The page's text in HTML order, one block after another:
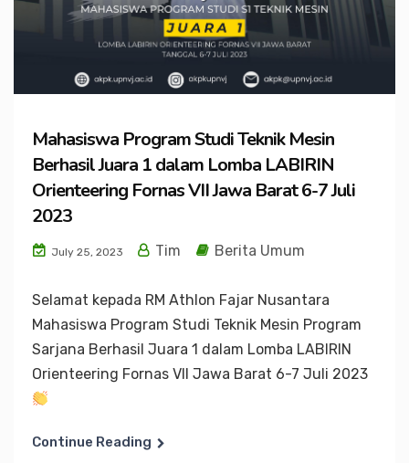
Mahasiswa Program Studi Teknik Mesin
Berhasil Juara 1 dalam Lomba LABIRIN
Orienteering Fornas VII Jawa Barat 6-7 Juli
2023
July 25, 2023 Tim Berita Umum
Selamat kepada RM Athlon Fajar Nusantara
Mahasiswa Program Studi Teknik Mesin Program
Sarjana Berhasil Juara 1 dalam Lomba LABIRIN
Orienteering Fornas VII Jawa Barat 6-7 Juli 2023
Continue Reading